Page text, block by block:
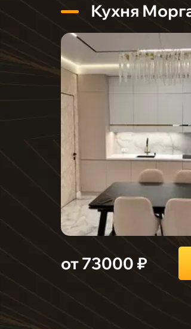
Кухня
от 73000 ₽